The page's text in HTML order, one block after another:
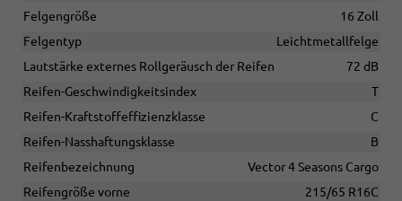
Felgengröße
16 Zoll
Felgentyp
Leichtmetallfelge
Lautstärke externes Rollgeräusch der Reifen
72 dB
Reifen-Geschwindigkeitsindex
T
Reifen-Kraftstoffeffizienzklasse
C
Reifen-Nasshaftungsklasse
B
Reifenbezeichnung
Vector 4 Seasons Cargo
Reifengröße vorne
215/65 R16C